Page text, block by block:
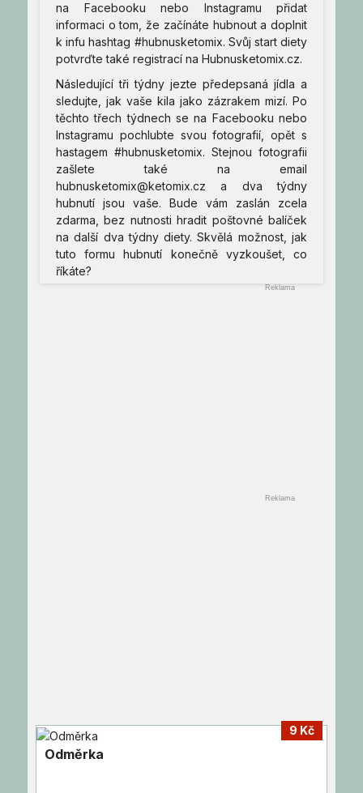
na Facebooku nebo Instagramu přidat
informaci o tom, že začínáte hubnout a doplnit
k infu hashtag #hubnusketomix. Svůj start diety
potvrďte také registrací na Hubnusketomix.cz.
Následující tři týdny jezte předepsaná jídla a
sledujte, jak vaše kila jako zázrakem mizí. Po
těchto třech týdnech se na Facebooku nebo
Instagramu pochlubte svou fotografií, opět s
hastagem #hubnusketomix. Stejnou fotografii
zašlete také na email
hubnusketomix@ketomix.cz a dva týdny
hubnutí jsou vaše. Bude vám zaslán zcela
zdarma, bez nutnosti hradit poštovné balíček
na další dva týdny diety. Skvělá možnost, jak
tuto formu hubnutí konečně vyzkoušet, co
říkáte?
9 Kč
Odměrka